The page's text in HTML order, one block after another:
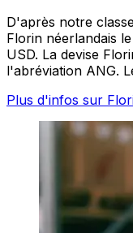
D'après notre
Florin néerlandais
USD. La devise
l'abréviation ANG.
Plus d'infos sur